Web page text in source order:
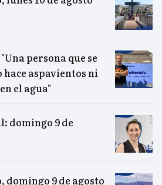
persona que se
hace aspavientos ni
el agua"
domingo 9 de
domingo 9 de agosto